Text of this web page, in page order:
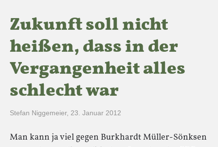
Zukunft soll nicht
heißen, dass in der
Vergangenheit alles
schlecht war
Stefan Niggemeier, 23. Januar 2012
Man kann ja viel gegen Burkhardt Müller-Sönksen